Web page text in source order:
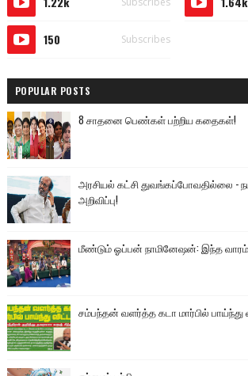
150 Subscribes
POPULAR POSTS
8 சாதனை பெண்கள் பற்றிய கதைகள்!
அரசியல் கட்சி துவங்கப்போவதில்லை -
அறிவிப்பு!
மீண்டும் ஓப்பன் நாமினேஷன்: இந்த வாரம்
சம்பந்தன் வளர்த்த கடா மார்பில் பாய்ந்து